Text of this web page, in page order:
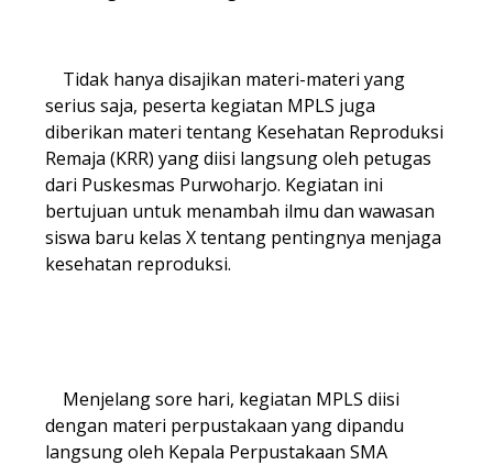
Tidak hanya disajikan materi-materi yang
serius saja, peserta kegiatan MPLS juga
diberikan materi tentang Kesehatan Reproduksi
Remaja (KRR) yang diisi langsung oleh petugas
dari Puskesmas Purwoharjo. Kegiatan ini
bertujuan untuk menambah ilmu dan wawasan
siswa baru kelas X tentang pentingnya menjaga
kesehatan reproduksi.
Menjelang sore hari, kegiatan MPLS diisi
dengan materi perpustakaan yang dipandu
langsung oleh Kepala Perpustakaan SMA